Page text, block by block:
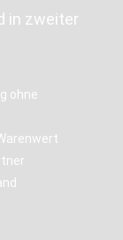
in zweiter
ohne